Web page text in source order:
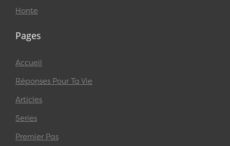
Honte
Pages
Accueil
Réponses Pour Ta Vie
Articles
Series
Premier Pas